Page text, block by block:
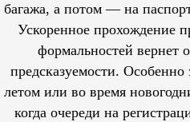
багажа, а потом — на
Ускоренное прохождение
формальностей вернет
предсказуемости. Особенно
летом или во время
когда очереди на